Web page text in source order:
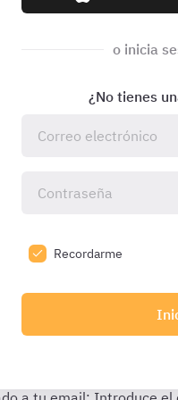
o inicia
¿No tienes
Recordarme